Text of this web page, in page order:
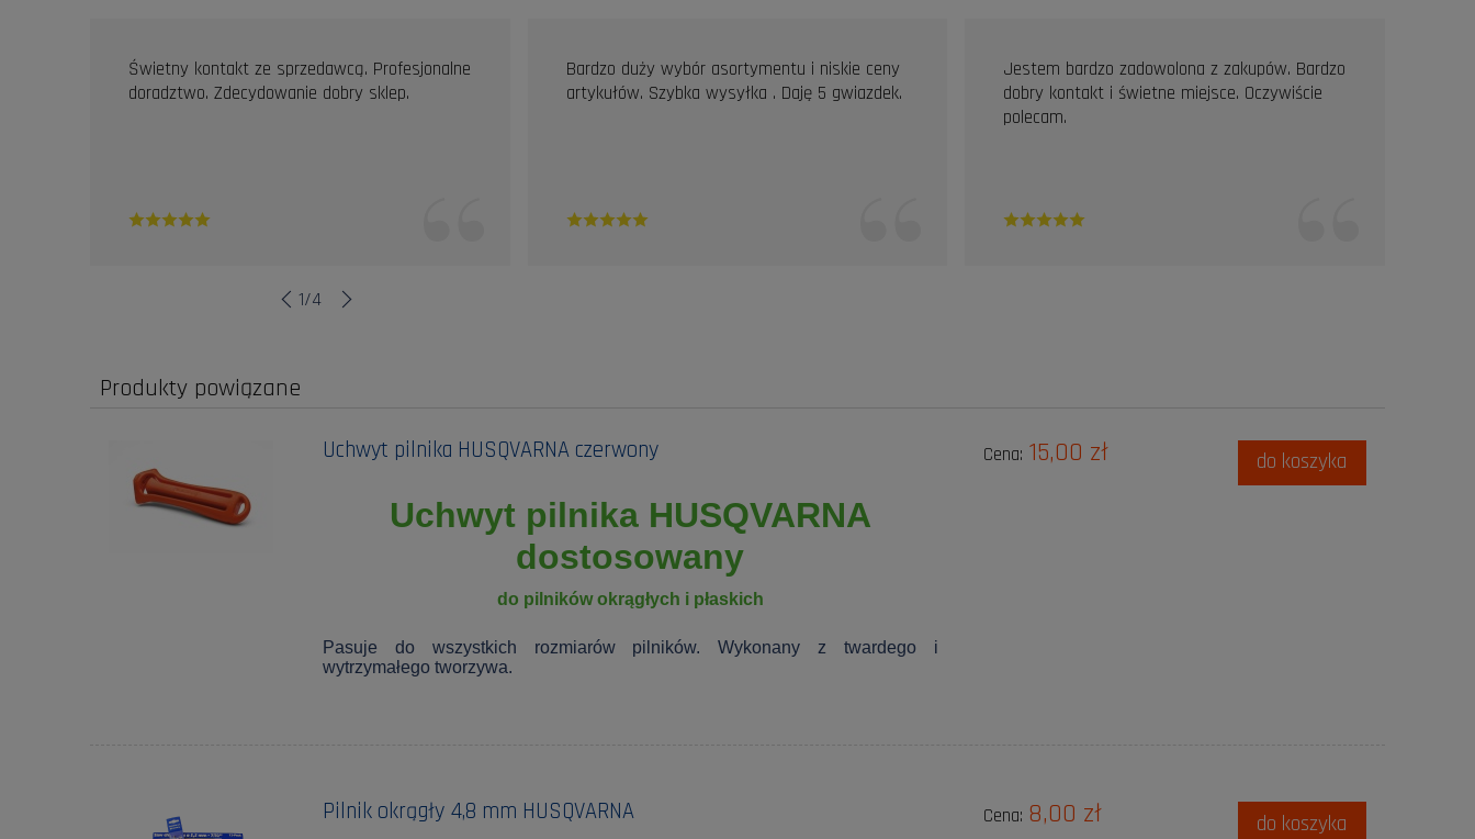
Świetny kontakt ze sprzedawcą. Profesjonalne
doradztwo. Zdecydowanie dobry sklep.
Bardzo duży wybór asortymentu i niskie ceny
artykułów. Szybka wysyłka . Daję 5 gwiazdek.
Jestem bardzo zadowolona z zakupów. Bardzo
dobry kontakt i świetne miejsce. Oczywiście
polecam.
1/4
Produkty powiązane
Uchwyt pilnika HUSQVARNA czerwony
Uchwyt pilnika HUSQVARNA
dostosowany
do pilników okrągłych i płaskich
Pasuje do wszystkich rozmiarów pilników. Wykonany z twardego i
wytrzymałego tworzywa.
Cena: 15,00 zł do koszyka
Pilnik okrągły 4,8 mm HUSQVARNA Cena: 8,00 zł do koszyka